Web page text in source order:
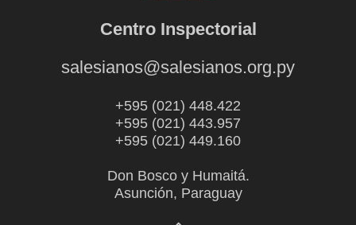
Centro Inspectorial
salesianos@salesianos.org.py
+595 (021) 448.422
+595 (021) 443.957
+595 (021) 449.160
Don Bosco y Humaitá.
Asunción, Paraguay